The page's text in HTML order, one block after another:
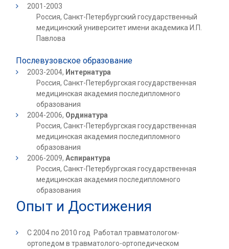
2001-2003
Россия, Санкт-Петербургский государственный
медицинский университет имени академика И.П.
Павлова
Послевузовское образование
2003-2004, Интернатура
Россия, Санкт-Петербургская государственная
медицинская академия последипломного
образования
2004-2006, Ординатура
Россия, Санкт-Петербургская государственная
медицинская академия последипломного
образования
2006-2009, Аспирантура
Россия, Санкт-Петербургская государственная
медицинская академия последипломного
образования
Опыт и Достижения
С 2004 по 2010 год Работал травматологом-
ортопедом в травматолого-ортопедическом